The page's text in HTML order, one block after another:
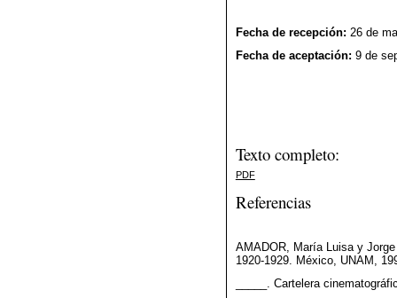
Fecha de recepción: 26 de
Fecha de aceptación: 9 de
Texto completo:
PDF
Referencias
AMADOR, María Luisa y
1920-1929. México, UNAM,
_____. Cartelera